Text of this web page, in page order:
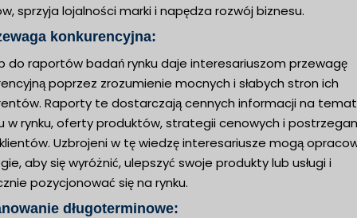
sprzyja lojalności marki i napędza rozwój biznesu.
konkurencyjna:
do raportów badań rynku daje interesariuszom przewagę
poprzez zrozumienie mocnych i słabych stron ich
Raporty te dostarczają cennych informacji na temat
w rynku, oferty produktów, strategii cenowych i
Uzbrojeni w tę wiedzę interesariusze mogą
aby się wyróżnić, ulepszyć swoje produkty lub usługi i
pozycjonować się na rynku.
długoterminowe: